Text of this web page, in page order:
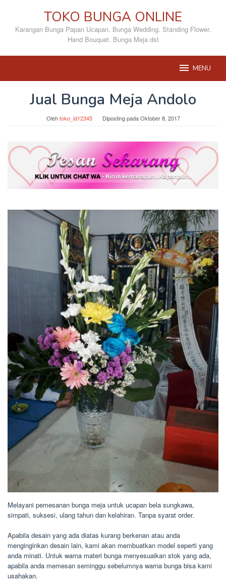
konten
TOKO BUNGA ONLINE
Karangan Bunga Papan Ucapan. Bunga Wedding. Standing Flower.
Hand Bouquet. Bunga Meja dst
MENU
Jual Bunga Meja Andolo
Olehtoko_id12345 Diposting padaOktober 8, 2017
Melayani pemesanan bunga meja untuk ucapan bela sungkawa,
simpati, suksesi, ulang tahun dan kelahiran. Tanpa syarat order.
Apabila desain yang ada diatas kurang berkenan atau anda
menginginkan desain lain, kami akan membuatkan model seperti yang
anda minati. Untuk warna materi bunga menyesuaikan stok yang ada,
apabila anda memesan seminggu sebelumnya warna bunga bisa kami
usahakan.